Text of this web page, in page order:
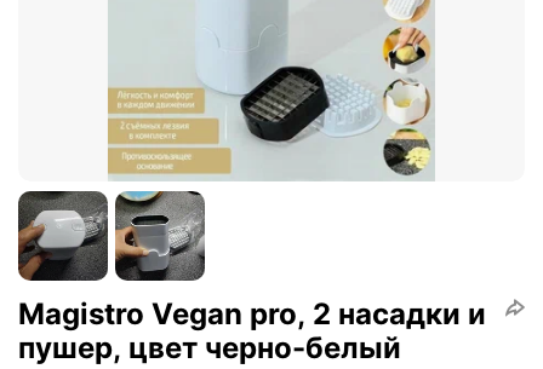
Magistro Vegan pro, 2 насадки и
пушер, цвет черно-белый